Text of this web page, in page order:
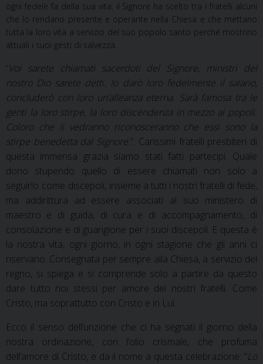
ogni fedele fa della sua vita, il Signore ha scelto tra i fratelli alcuni
che lo rendano presente e operante nella Chiesa e che mettano
tutta la loro vita a servizio del suo popolo santo perché mostrino
attuali i suoi gesti di salvezza.
Voi sarete chiamati sacerdoti del Signore, ministri del
nostro Dio sarete detti. Io darò loro fedelmente il salario,
concluderò con loro un’alleanza eterna. Sarà famosa tra le
genti la loro stirpe, la loro discendenza in mezzo ai popoli.
Coloro che li vedranno riconosceranno che essi sono la
stirpe benedetta dal Signore. ”. Carissimi fratelli presbiteri di
questa immensa grazia siamo stati fatti partecipi. Quale
dono stupendo quello di essere chiamati non solo a
seguirlo come discepoli, insieme a tutti i nostri fratelli di fede,
ma addirittura ad essere associati al suo ministero di
maestro e di guida, di cura e di accompagnamento, di
consolazione e di guarigione per i suoi discepoli. E questa è
la nostra vita, ogni giorno, in ogni stagione che gli anni ci
riservano. Consegnata per sempre alla Chiesa, a servizio del
regno, si spiega e si comprende solo a partire da questo
dare tutto noi stessi per amore dei nostri fratelli. Come
Cristo, ma soprattutto con Cristo e in Lui.
Ecco il senso dell’unzione che ci ha segnati il giorno della
nostra ordinazione, con l’olio crismale, che profuma
dell’amore di Cristo, e da il nome a questa celebrazione: “Lo